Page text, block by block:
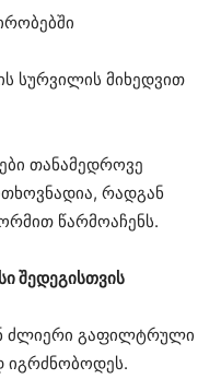
სურვილის მიხედვით
თანამედროვე
რადგან
წარმოაჩენს.
შედეგისთვის
ძლიერი გაფილტრული
იგრძნობოდეს.